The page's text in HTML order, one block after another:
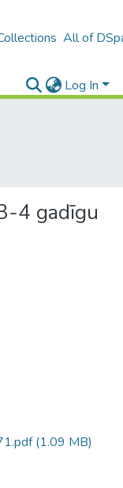
All of
Log In
4 gadīgu
(1.09 MB)